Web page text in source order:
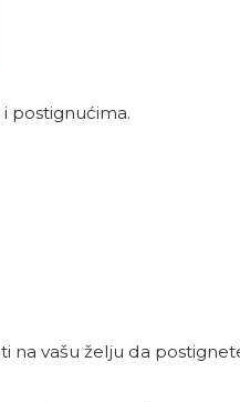
postignućima.
na vašu želju da